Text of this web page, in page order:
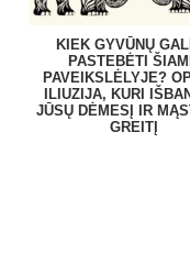
KIEK GYVŪNŲ
PASTEBĖTI
PAVEIKSLĖLYJE?
ILIUZIJA, KURI
JŪSŲ DĖMESĮ IR
GREITĮ